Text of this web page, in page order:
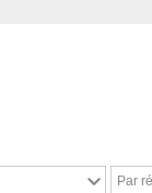
Par